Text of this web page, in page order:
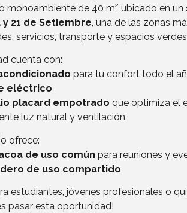
monoambiente de 40 m² ubicado en un
y 21 de Setiembre, una de las zonas
servicios, transporte y espacios
cuenta con:
para tu confort todo el
eléctrico
placard empotrado que optimiza el
luz natural y ventilación
ofrece:
de uso común para reuniones y
de uso compartido
estudiantes, jóvenes profesionales o
pasar esta oportunidad!